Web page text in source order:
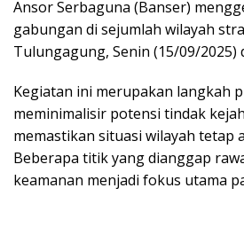
Ansor Serbaguna (Banser)
gabungan di sejumlah wilayah
Tulungagung, Senin (15/09/2025)
Kegiatan ini merupakan langkah
meminimalisir potensi tindak
memastikan situasi wilayah tetap
Beberapa titik yang dianggap
keamanan menjadi fokus utama